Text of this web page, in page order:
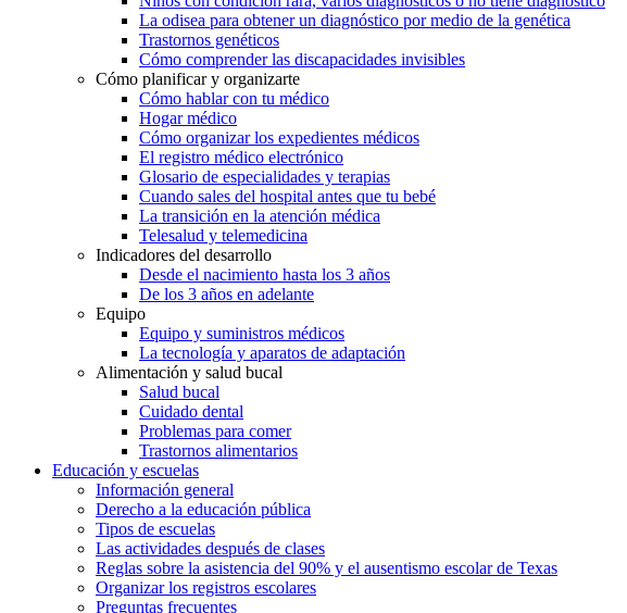
La odisea para obtener un diagnóstico por medio de la genética
Trastornos genéticos
Cómo comprender las discapacidades invisibles
Cómo planificar y organizarte
Cómo hablar con tu médico
Hogar médico
Cómo organizar los expedientes médicos
El registro médico electrónico
Glosario de especialidades y terapias
Cuando sales del hospital antes que tu bebé
La transición en la atención médica
Telesalud y telemedicina
Indicadores del desarrollo
Desde el nacimiento hasta los 3 años
De los 3 años en adelante
Equipo
Equipo y suministros médicos
La tecnología y aparatos de adaptación
Alimentación y salud bucal
Salud bucal
Cuidado dental
Problemas para comer
Trastornos alimentarios
Educación y escuelas
Información general
Derecho a la educación pública
Tipos de escuelas
Las actividades después de clases
Reglas sobre la asistencia del 90% y el ausentismo escolar de Texas
Organizar los registros escolares
Preguntas frecuentes